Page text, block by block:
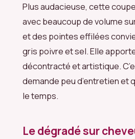
Plus audacieuse, cette
avec beaucoup de volume
et des pointes effilées
gris poivre et sel. Elle
décontracté et artistique.
demande peu d’entretien et
le temps.
Le dégradé sur